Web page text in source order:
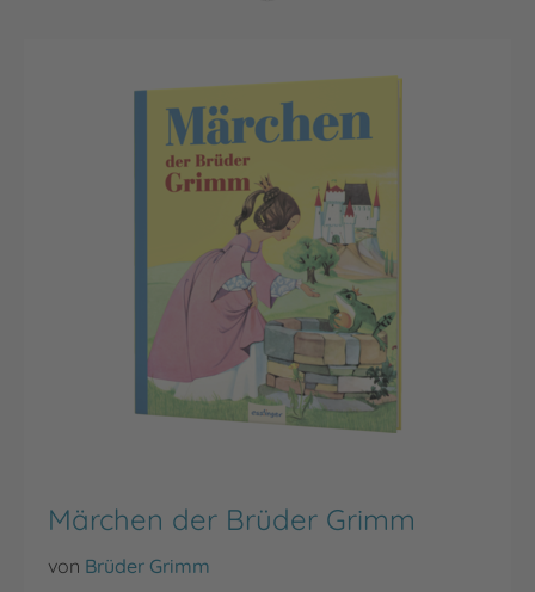
Märchen der Brüder Grimm
von Brüder Grimm